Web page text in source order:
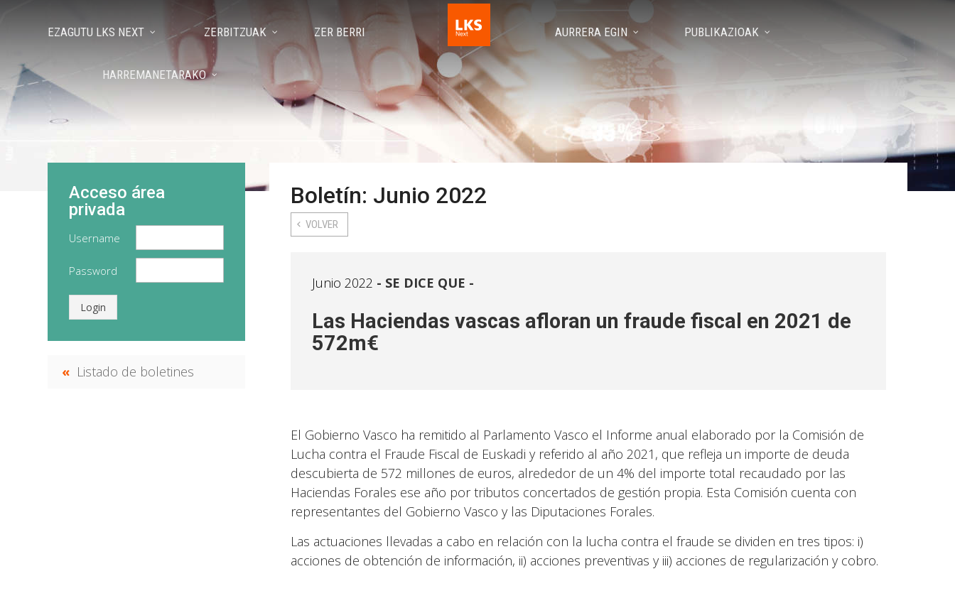
EZAGUTU LKS NEXT ZERBITZUAK ZER BERRI AURRERA EGIN PUBLIKAZIOAK
HARREMANETARAKO
Boletín: Junio 2022
VOLVER
Junio 2022 SE DICE QUE -
Las Haciendas vascas afloran un fraude fiscal en 2021 de
572m€
El Gobierno Vasco ha remitido al Parlamento Vasco el Informe anual elaborado por la Comisión de
Lucha contra el Fraude Fiscal de Euskadi y referido al año 2021, que refleja un importe de deuda
descubierta de 572 millones de euros, alrededor de un 4% del importe total recaudado por las
Haciendas Forales ese año por tributos concertados de gestión propia. Esta Comisión cuenta con
representantes del Gobierno Vasco y las Diputaciones Forales.
Las actuaciones llevadas a cabo en relación con la lucha contra el fraude se dividen en tres tipos: i)
acciones de obtención de información, ii) acciones preventivas y iii) acciones de regularización y cobro.
Acceso área
privada
Username
Password
Login
Listado de boletines